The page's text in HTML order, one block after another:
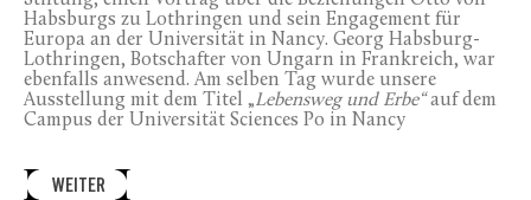
Habsburgs zu Lothringen und sein Engagement für
Europa an der Universität in Nancy. Georg Habsburg-
Lothringen, Botschafter von Ungarn in Frankreich, war
ebenfalls anwesend. Am selben Tag wurde unsere
Ausstellung mit dem Titel „Lebensweg und Erbe“auf dem
Campus der Universität Sciences Po in Nancy
WEITER